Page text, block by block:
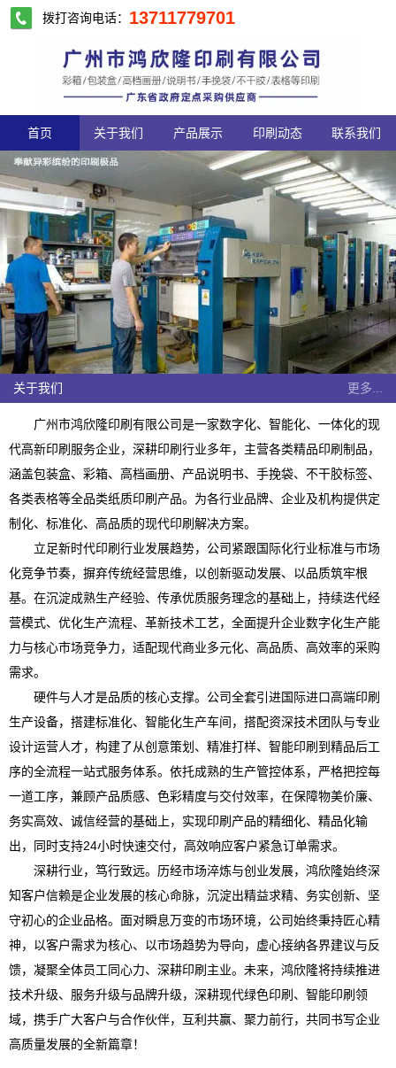
拨打咨询电话： 13711779701
首页 关于我们 产品展示 印刷动态 联系我们
关于我们 更多...
广州市鸿欣隆印刷有限公司是一家数字化、智能化、一体化的现
代高新印刷服务企业，深耕印刷行业多年，主营各类精品印刷制品，
涵盖包装盒、彩箱、高档画册、产品说明书、手挽袋、不干胶标签、
各类表格等全品类纸质印刷产品。为各行业品牌、企业及机构提供定
制化、标准化、高品质的现代印刷解决方案。
立足新时代印刷行业发展趋势，公司紧跟国际化行业标准与市场
化竞争节奏，摒弃传统经营思维，以创新驱动发展、以品质筑牢根
基。在沉淀成熟生产经验、传承优质服务理念的基础上，持续迭代经
营模式、优化生产流程、革新技术工艺，全面提升企业数字化生产能
力与核心市场竞争力，适配现代商业多元化、高品质、高效率的采购
需求。
硬件与人才是品质的核心支撑。公司全套引进国际进口高端印刷
生产设备，搭建标准化、智能化生产车间，搭配资深技术团队与专业
设计运营人才，构建了从创意策划、精准打样、智能印刷到精品后工
序的全流程一站式服务体系。依托成熟的生产管控体系，严格把控每
一道工序，兼顾产品质感、色彩精度与交付效率，在保障物美价廉、
务实高效、诚信经营的基础上，实现印刷产品的精细化、精品化输
出，同时支持24小时快速交付，高效响应客户紧急订单需求。
深耕行业，笃行致远。历经市场淬炼与创业发展，鸿欣隆始终深
知客户信赖是企业发展的核心命脉，沉淀出精益求精、务实创新、坚
守初心的企业品格。面对瞬息万变的市场环境，公司始终秉持匠心精
神，以客户需求为核心、以市场趋势为导向，虚心接纳各界建议与反
馈，凝聚全体员工同心力、深耕印刷主业。未来，鸿欣隆将持续推进
技术升级、服务升级与品牌升级，深耕现代绿色印刷、智能印刷领
域，携手广大客户与合作伙伴，互利共赢、聚力前行，共同书写企业
高质量发展的全新篇章！